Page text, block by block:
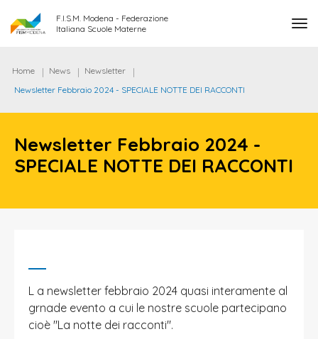
F.I.S.M. Modena - Federazione
Italiana Scuole Materne
Home News
Newsletter
Newsletter Febbraio 2024 - SPECIALE NOTTE DEI RACCONTI
Newsletter Febbraio 2024 -
SPECIALE NOTTE DEI RACCONTI
L a newsletter febbraio 2024 quasi interamente al
grnade evento a cui le nostre scuole partecipano
cioè "La notte dei racconti".